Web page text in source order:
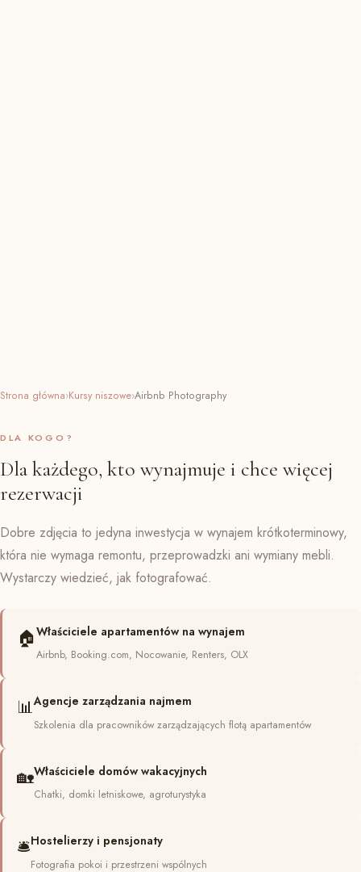
Strona główna›Kursy niszowe›Airbnb Photography
DLA KOGO?
Dla każdego, kto wynajmuje i chce więcej
rezerwacji
Dobre zdjęcia to jedyna inwestycja w wynajem krótkoterminowy,
która nie wymaga remontu, przeprowadzki ani wymiany mebli.
Wystarczy wiedzieć, jak fotografować.
🏠Właściciele apartamentów na wynajem
Airbnb, Booking.com, Nocowanie, Renters, OLX
📊Agencje zarządzania najmem
Szkolenia dla pracowników zarządzających flotą apartamentów
🏡Właściciele domów wakacyjnych
Chatki, domki letniskowe, agroturystyka
🛎️Hostelierzy i pensjonaty
Fotografia pokoi i przestrzeni wspólnych